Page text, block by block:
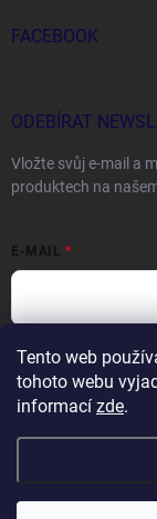
Tento web
tohoto webu
informací zde.
FACEBOOK
ODEBÍRAT
Vložte svůj e-mail a
produktech na
E-MAIL
Vložením e-mailu
Přihlásit se
Copyright 2026